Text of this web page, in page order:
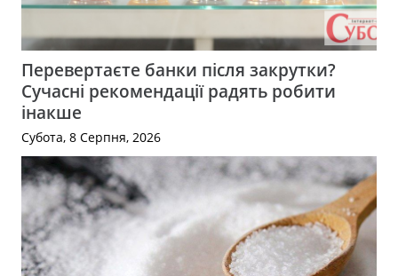
Перевертаєте банки після закрутки?
Сучасні рекомендації радять робити
інакше
Субота, 8 Серпня, 2026